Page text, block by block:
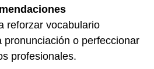
reforzar vocabulario
pronunciación o perfeccionar
profesionales.